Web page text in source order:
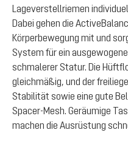
Lageverstellriemen
Dabei gehen die
Körperbewegung mit und
System für ein
schmalerer Statur. Die
gleichmäßig, und der
Stabilität sowie eine gute
Spacer-Mesh. Geräumige
machen die Ausrüstung